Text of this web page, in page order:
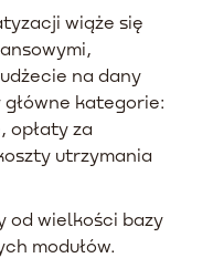
wiąże się
na dany
kategorie:
opłaty za
utrzymania
od wielkości bazy
modułów.